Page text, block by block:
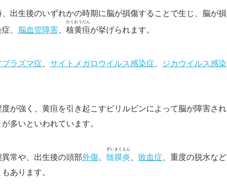
出生後のいずれかの時期に脳が損傷することで生じ、脳が損
、 脳血管障害、 核黄疸
かくおうだん
が挙げられます。
プラズマ症、 サイトメガロウイルス感染症、 ジカウイルス感染
が強く、黄疸を引き起こすビリルビンによって脳が障害され
多いといわれています。
常や、出生後の頭部外傷、 髄膜炎
ずいまくえん
、 敗血症、重度の脱水など
あります。